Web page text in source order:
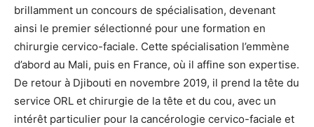
brillamment un concours de spécialisation, devenant
ainsi le premier sélectionné pour une formation en
chirurgie cervico-faciale. Cette spécialisation l’emmène
d’abord au Mali, puis en France, où il affine son expertise.
De retour à Djibouti en novembre 2019, il prend la tête du
service ORL et chirurgie de la tête et du cou, avec un
intérêt particulier pour la cancérologie cervico-faciale et